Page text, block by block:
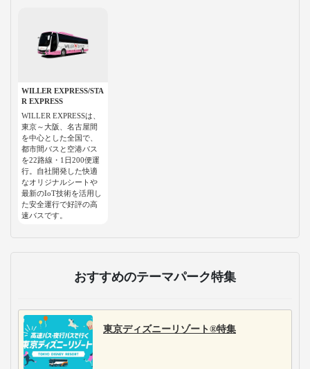
WILLER EXPRESS/STA
R EXPRESS
WILLER EXPRESSは、
東京～大阪、名古屋間
を中心とした全国で、
都市間バスと空港バス
を22路線・1日200便運
行。自社開発した快適
なオリジナルシートや
最新のIoT技術を活用し
た安全運行で好評の高
速バスです。
おすすめのテーマパーク特集
東京ディズニーリゾート®特集